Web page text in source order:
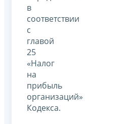
в
соответствии
с
главой
25
«Налог
на
прибыль
организаций»
Кодекса.